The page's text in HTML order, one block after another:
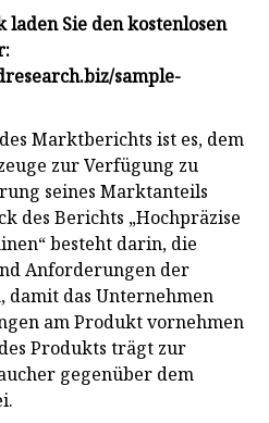
Sie den kostenlosen
sample-
Marktberichts ist es, dem
zur Verfügung zu
seines Marktanteils
des Berichts „Hochpräzise
besteht darin, die
Anforderungen der
das Unternehmen
am Produkt vornehmen
Produkts trägt zur
gegenüber dem